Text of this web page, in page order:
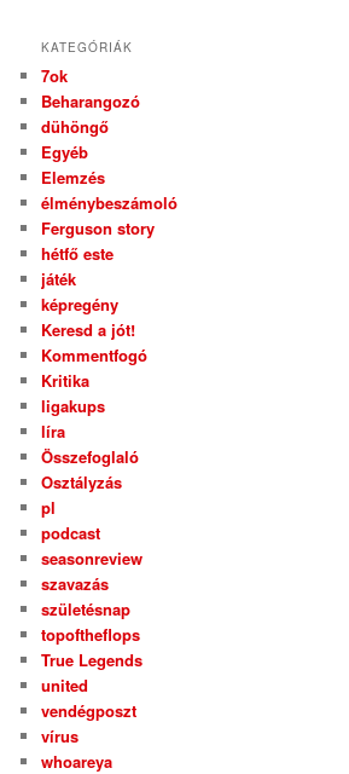
KATEGÓRIÁK
7ok
Beharangozó
dühöngő
Egyéb
Elemzés
élménybeszámoló
Ferguson story
hétfő este
játék
képregény
Keresd a jót!
Kommentfogó
Kritika
ligakups
líra
Összefoglaló
Osztályzás
pl
podcast
seasonreview
szavazás
születésnap
topoftheflops
True Legends
united
vendégposzt
vírus
whoareya